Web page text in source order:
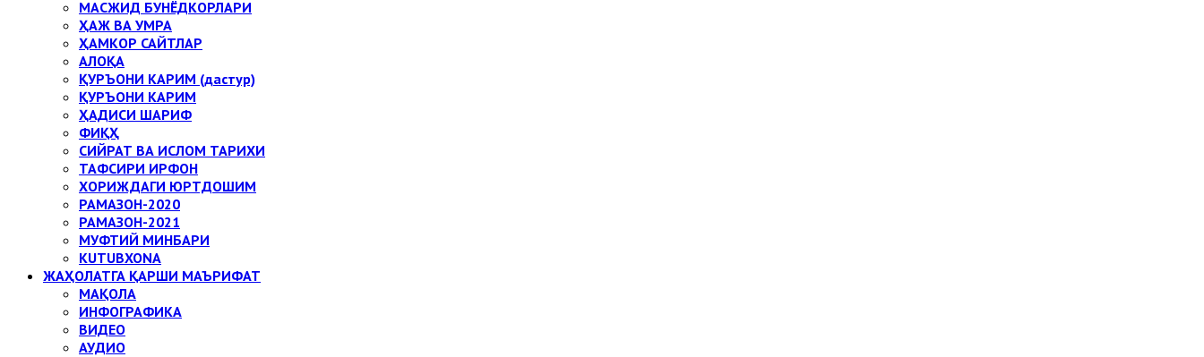
МАСЖИД БУНЁДКОРЛАРИ
ҲАЖ ВА УМРА
ҲАМКОР САЙТЛАР
АЛОҚА
ҚУРЪОНИ КАРИМ (дастур)
ҚУРЪОНИ КАРИМ
ҲАДИСИ ШАРИФ
ФИҚҲ
СИЙРАТ ВА ИСЛОМ ТАРИХИ
ТАФСИРИ ИРФОН
ХОРИЖДАГИ ЮРТДОШИМ
РАМАЗОН-2020
РАМАЗОН-2021
МУФТИЙ МИНБАРИ
KUTUBXONA
ЖАҲОЛАТГА ҚАРШИ МАЪРИФАТ
МАҚОЛА
ИНФОГРАФИКА
ВИДЕО
АУДИО